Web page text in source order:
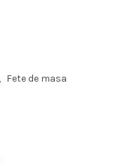
Fete de masa